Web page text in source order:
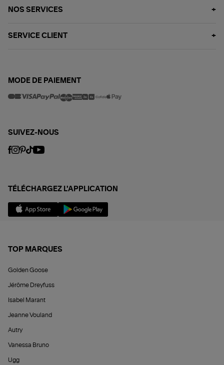
NOS SERVICES
SERVICE CLIENT
MODE DE PAIEMENT
SUIVEZ-NOUS
TÉLÉCHARGEZ L'APPLICATION
TOP MARQUES
Golden Goose
Jérôme Dreyfuss
Isabel Marant
Jeanne Vouland
Autry
Vanessa Bruno
Ugg